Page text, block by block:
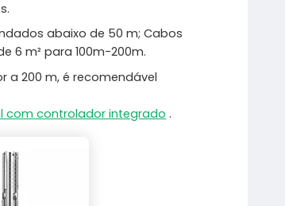
abaixo de 50 m; Cabos
6 m² para 100m-200m.
a 200 m, é recomendável
com controlador integrado .